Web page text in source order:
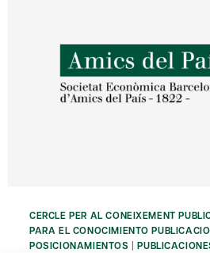
CERCLE PER AL CONEIXEMENT
PARA EL CONOCIMIENTO
POSICIONAMIENTOS |